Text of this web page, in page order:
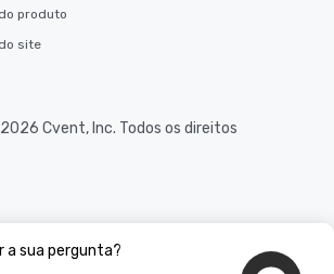
a sua pergunta?
produto
site
Cvent, Inc. Todos os direitos